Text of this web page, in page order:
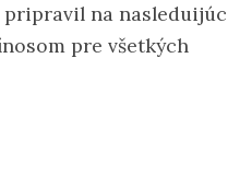
na
pre všetkých